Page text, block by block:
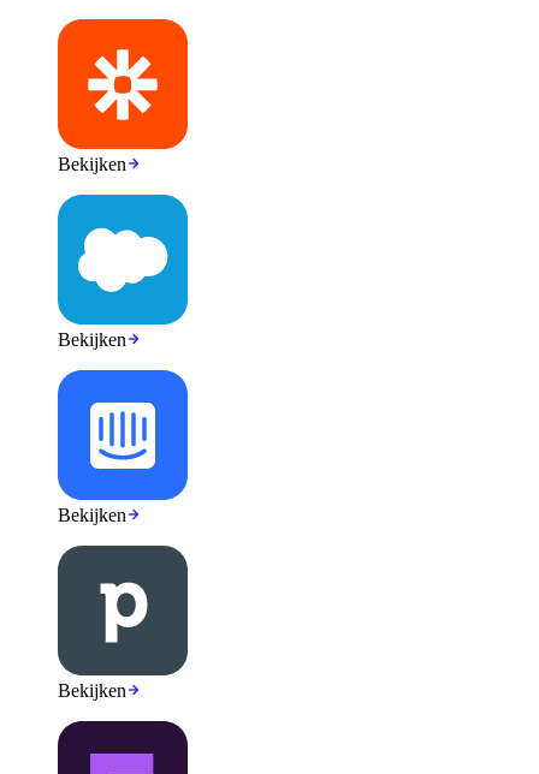
Bekijken
Bekijken
Bekijken
Bekijken